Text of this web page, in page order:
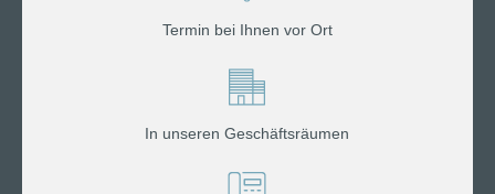
Termin bei Ihnen vor Ort
In unseren Geschäftsräumen